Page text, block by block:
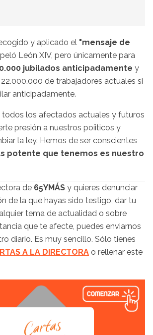
y aplicado el "mensaje de
León XIV, pero únicamente para
jubilados anticipadamente y
de trabajadores actuales si
anticipadamente.
todos los afectados actuales y futuros
presión a nuestros poíiticos y
la ley. Hemos de ser conscientes
potente que tenemos es nuestro
de 65YMÁS y quieres denunciar
de la que hayas sido testigo, dar tu
tema de actualidad o sobre
que te afecte, puedes enviarnos
diario. Es muy sencillo. Sólo tienes
A LA DIRECTORA o rellenar este